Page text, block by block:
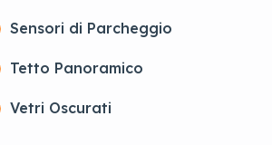
Sensori di Parcheggio
Tetto Panoramico
Vetri Oscurati